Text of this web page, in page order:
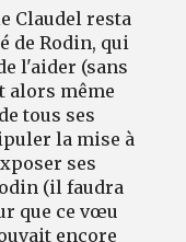
Claudel resta
de Rodin, qui
l'aider (sans
alors même
tous ses
la mise à
ses
(il faudra
que ce vœu
encore